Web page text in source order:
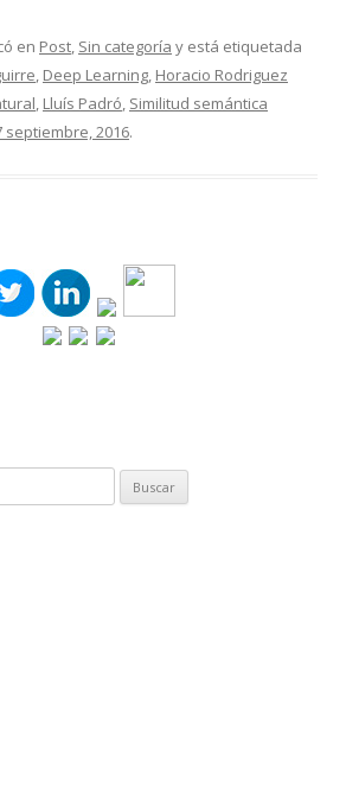
en Post, Sin categoría y está etiquetada
, Deep Learning, Horacio Rodriguez
, Lluís Padró, Similitud semántica
septiembre, 2016.